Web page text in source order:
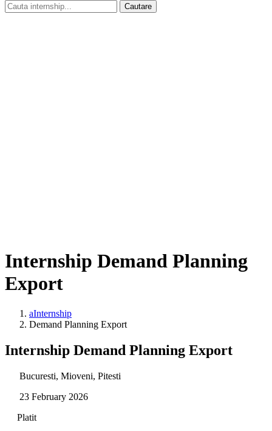
Cautare
Internship Demand Planning
Export
aInternship
Demand Planning Export
Internship Demand Planning Export
Bucuresti, Mioveni, Pitesti
23 February 2026
Platit